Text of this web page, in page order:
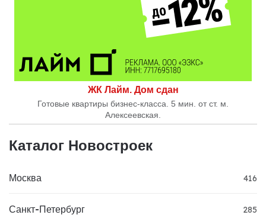
ЖК Лайм. Дом сдан
Готовые квартиры бизнес-класса. 5 мин. от ст. м.
Алексеевская.
Каталог Новостроек
Москва 416
Санкт-Петербург 285